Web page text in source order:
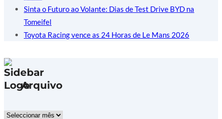
Sinta o Futuro ao Volante: Dias de Test Drive BYD na
Tomeifel
Toyota Racing vence as 24 Horas de Le Mans 2026
Arquivo
Arquivo